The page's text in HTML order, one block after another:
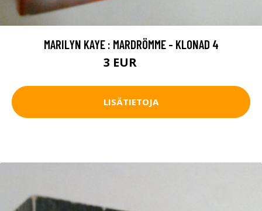
MARILYN KAYE : MARDRÖMME - KLONAD 4
3 EUR
LISÄTIETOJA